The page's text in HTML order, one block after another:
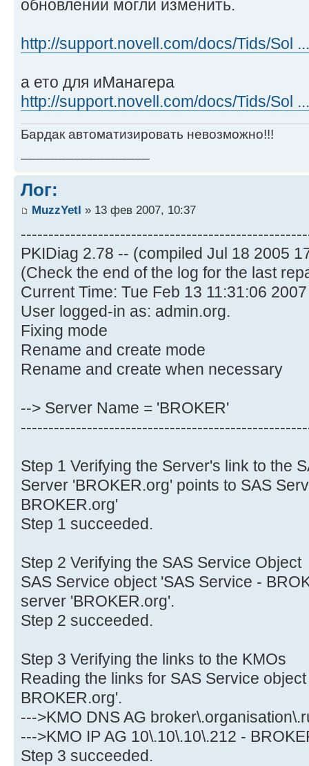
обновлении могли изменить.
http://support.novell.com/docs/Tids/Sol
а ето для иМанагера
http://support.novell.com/docs/Tids/Sol
Бардак автоматизировать невозможно!!!
Лог:
MuzzYetI » 13 фев 2007, 10:37
PKIDiag 2.78 -- (compiled Jul 18 2005
(Check the end of the log for the last
Current Time: Tue Feb 13 11:31:06 2007
User logged-in as: admin.org.
Fixing mode
Rename and create mode
Rename and create when necessary
--> Server Name = 'BROKER'
Step 1 Verifying the Server's link to the
Server 'BROKER.org' points to SAS
BROKER.org'
Step 1 succeeded.
Step 2 Verifying the SAS Service Object
SAS Service object 'SAS Service -
server 'BROKER.org'.
Step 2 succeeded.
Step 3 Verifying the links to the KMOs
Reading the links for SAS Service
BROKER.org'.
--->KMO DNS AG
--->KMO IP AG 10\.10\.10\.212 -
Step 3 succeeded.